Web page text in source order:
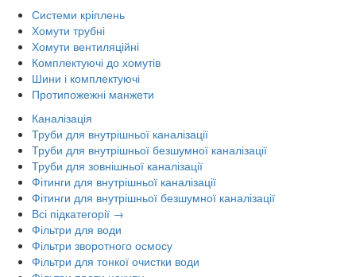
Системи кріплень
Хомути трубні
Хомути вентиляційні
Комплектуючі до хомутів
Шини і комплектуючі
Протипожежні манжети
Каналізація
Труби для внутрішньої каналізації
Труби для внутрішньої безшумної каналізації
Труби для зовнішньої каналізації
Фітинги для внутрішньої каналізації
Фітинги для внутрішньої безшумної каналізації
Всі підкатегорії →
Фільтри для води
Фільтри зворотного осмосу
Фільтри для тонкої очистки води